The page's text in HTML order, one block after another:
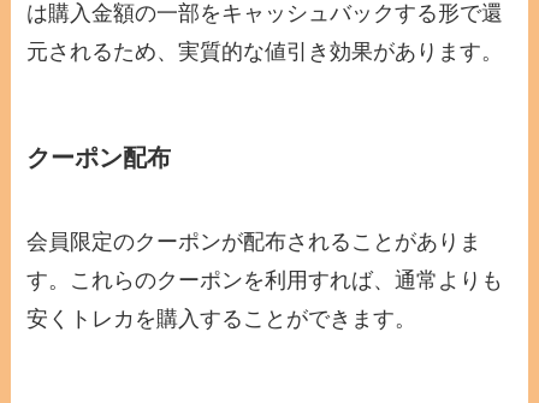
は購入金額の一部をキャッシュバックする形で還
元されるため、実質的な値引き効果があります。
クーポン配布
会員限定のクーポンが配布されることがありま
す。これらのクーポンを利用すれば、通常よりも
安くトレカを購入することができます。